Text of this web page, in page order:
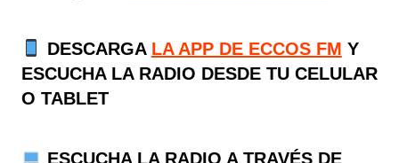
DESCARGA LA APP DE ECCOS FM Y
ESCUCHA LA RADIO DESDE TU CELULAR
O TABLET
ESCUCHA LA RADIO A TRAVÉS DE